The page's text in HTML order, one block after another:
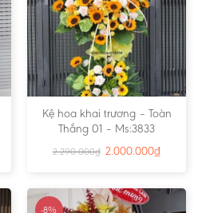
Kệ hoa khai trương – Toàn
Thắng 01 – Ms:3833
2.290.000₫ 2.000.000₫
-8%